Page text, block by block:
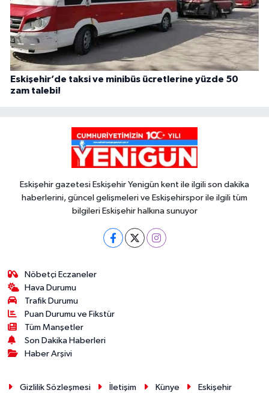
Eskişehir’de taksi ve minibüs ücretlerine yüzde 50
zam talebi!
Eskişehir gazetesi Eskişehir Yenigün kent ile ilgili son dakika
haberlerini, güncel gelişmeleri ve Eskişehirspor ile ilgili tüm
bilgileri Eskişehir halkına sunuyor
Nöbetçi Eczaneler
Hava Durumu
Trafik Durumu
Puan Durumu ve Fikstür
Tüm Manşetler
Son Dakika Haberleri
Haber Arşivi
Gizlilik Sözleşmesi İletişim Künye
Eskişehir